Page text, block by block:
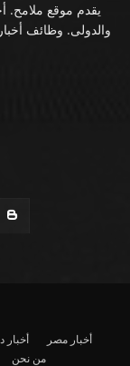
يقدم موقع ملامح.
والدولى. وظائف
أخبار مصر أخبار
من نحن